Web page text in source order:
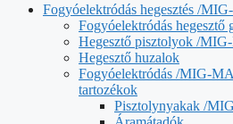
Fogyóelektródás hegesztés /
Fogyóelektródás hegesztő
Hegesztő pisztolyok /
Hegesztő huzalok
Fogyóelektródás /MIG-
tartozékok
Pisztolynyakak /